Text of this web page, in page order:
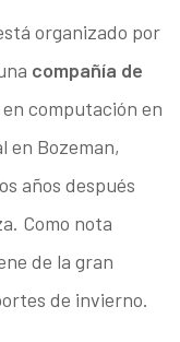
organizado por
compañía de
en computación en
en Bozeman,
años después
Como nota
de la gran
de invierno.